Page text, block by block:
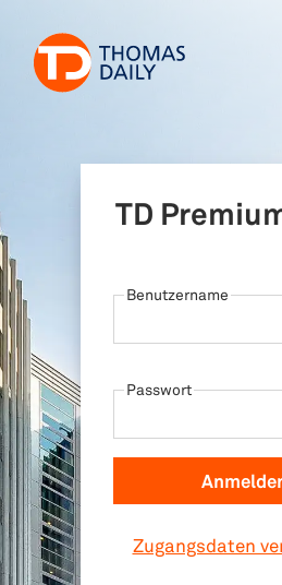
TD
Benutzername
Passwort
Zugangsdaten